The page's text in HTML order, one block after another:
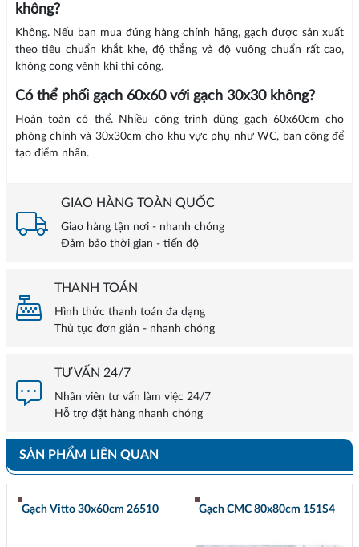
không?
Không. Nếu bạn mua đúng hàng chính hãng, gạch được sản xuất
theo tiêu chuẩn khắt khe, độ thẳng và độ vuông chuẩn rất cao,
không cong vênh khi thi công.
Có thể phối gạch 60x60 với gạch 30x30 không?
Hoàn toàn có thể. Nhiều công trình dùng gạch 60x60cm cho
phòng chính và 30x30cm cho khu vực phụ như WC, ban công để
tạo điểm nhấn.
GIAO HÀNG TOÀN QUỐC
Giao hàng tận nơi - nhanh chóng
Đảm bảo thời gian - tiến độ
THANH TOÁN
Hình thức thanh toán đa dạng
Thủ tục đơn giản - nhanh chóng
TƯ VẤN 24/7
Nhân viên tư vấn làm việc 24/7
Hỗ trợ đặt hàng nhanh chóng
SẢN PHẨM LIÊN QUAN
Gạch Vitto 30x60cm 26510 Gạch CMC 80x80cm 151S4